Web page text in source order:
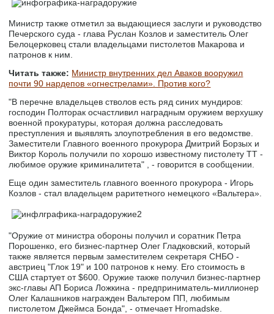
Министр также отметил за выдающиеся заслуги и руководство
Печерского суда - глава Руслан Козлов и заместитель Олег
Белоцерковец стали владельцами пистолетов Макарова и
патронов к ним.
Читать также: Министр внутренних дел Аваков вооружил
почти 90 нардепов «огнестрелами». Против кого?
"В перечне владельцев стволов есть ряд синих мундиров:
господин Полторак осчастливил наградным оружием верхушку
военной прокуратуры, которая должна расследовать
преступления и выявлять злоупотребления в его ведомстве.
Заместители Главного военного прокурора Дмитрий Борзых и
Виктор Король получили по хорошо известному пистолету ТТ -
любимое оружие криминалитета" , - говорится в сообщении.
Еще один заместитель главного военного прокурора - Игорь
Козлов - стал владельцем раритетного немецкого «Вальтера».
"Оружие от министра обороны получил и соратник Петра
Порошенко, его бизнес-партнер Олег Гладковский, который
также является первым заместителем секретаря СНБО -
австриец "Глок 19" и 100 патронов к нему. Его стоимость в
США стартует от $600. Оружие также получил бизнес-партнер
экс-главы АП Бориса Ложкина - предприниматель-миллионер
Олег Калашников награжден Вальтером ПП, любимым
пистолетом Джеймса Бонда", - отмечает Hromadske.